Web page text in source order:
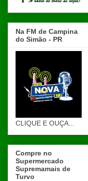
Na FM de Campina
do Simão - PR
CLIQUE E OUÇA...
Compre no
Supermercado
Supremamais de
Turvo